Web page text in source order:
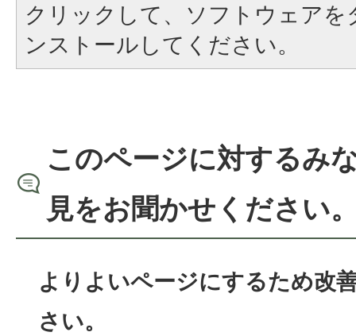
クリックして、ソフトウェア
ンストールしてください。
このページに対するみ
見をお聞かせください
よりよいページにするため改
さい。